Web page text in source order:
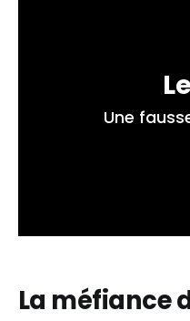
Une
La méfiance